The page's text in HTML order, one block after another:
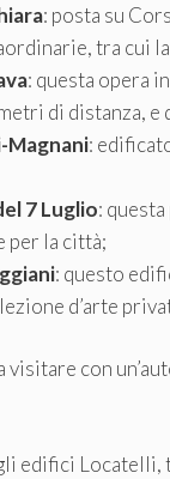
: posta su
tra cui
: questa opera
di distanza,
Magnani:
7 Luglio:
per la città;
: questo
d’arte
con
edifici Locatelli,